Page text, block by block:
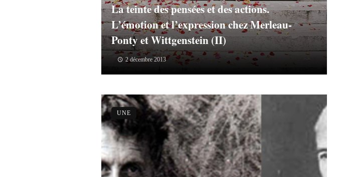
La teinte des pensées et des actions.
L’émotion et l’expression chez Merleau-
Ponty et Wittgenstein (II)
2 décembre 2013
UNE